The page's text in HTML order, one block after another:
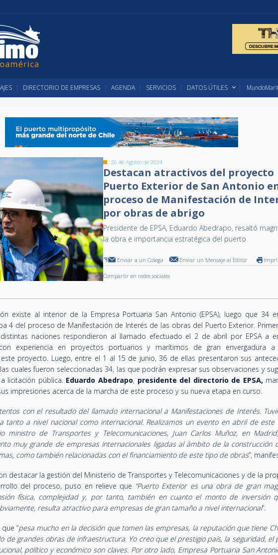
DIRECTORIO DE EMPRESAS AGENDA SERVICIOS DATOS ÚTILES
26 de Agosto de 2024
Destacan atractivos del proyecto
Puerto Exterior de San Antonio
proceso de Manifestación de
por obras de abrigo
Presidente de EPSA, Eduardo Abedrapo, resaltó
la obra e importancia estratégica del puerto
Enviar a un Colega Enviar un Mensaje al Editor
Compartir en redes sociales
existe al interior de la Empresa Portuaria San Antonio (EPSA), luego que 34
4 del proceso de Manifestación de Interés de las obras del Puerto Exterior.
naciones respondieron al llamado efectuado el 2 de abril por EPSA a
experiencia en proyectos portuarios y marítimos de gran envergadura a
proyecto. Luego, entre el 1 al 15 de junio, 36 de ellas presentaron sus
cuales fueron seleccionadas 34, las que podrán expresar sus observaciones y
licitación pública. Eduardo Abedrapo, presidente del directorio de EPSA,
impresiones acerca de la marcha de este proceso y su nueva etapa en curso.
con el resultado del llamado internacional a Manifestaciones de Interés.
tanto a nivel nacional como internacional. Realizamos un evento en abril de este
ministro de Transportes y Telecomunicaciones, Juan Carlos Muñoz, en
muy grande de empresas internacionales ligadas al ámbito de la construcción
como también relacionadas con el financiamiento de este tipo de obras”,
destacar la gestión del Ministerio de Transportes y Telecomunicaciones y de la
del proceso, puso en relieve que “Puerto Exterior es una obra de gran
física, complejidad y, por tanto, también en cuanto el monto de inversión
resulta atractivo para empresas de gran tamaño a nivel internacional”.
“pesa mucho en la decisión que tomen las empresas, la reputación que tiene
de grandes obras de infraestructura. Yo creo que el prestigio país, la seguridad, el
político y económico son claves. Por otro lado, Empresa Portuaria San